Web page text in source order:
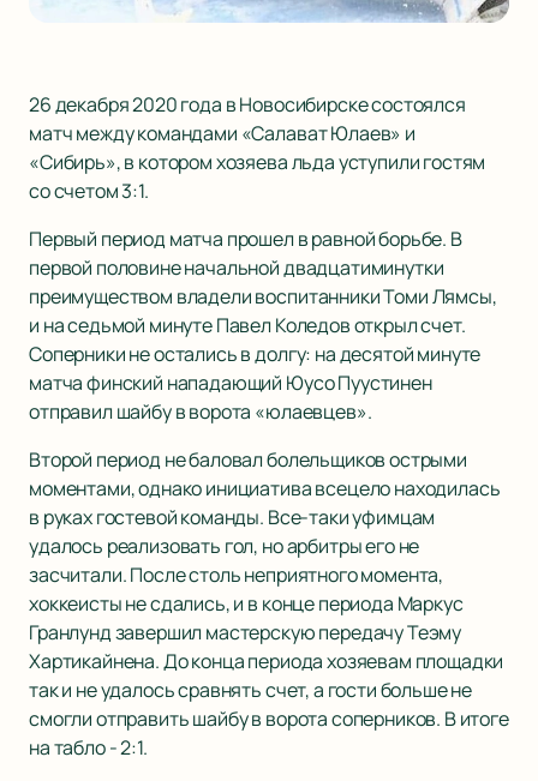
26 декабря 2020 года в Новосибирске состоялся
матч между командами «Салават Юлаев» и
«Сибирь», в котором хозяева льда уступили гостям
со счетом 3:1.
Первый период матча прошел в равной борьбе. В
первой половине начальной двадцатиминутки
преимуществом владели воспитанники Томи Лямсы,
и на седьмой минуте Павел Коледов открыл счет.
Соперники не остались в долгу: на десятой минуте
матча финский нападающий Юусо Пуустинен
отправил шайбу в ворота «юлаевцев».
Второй период не баловал болельщиков острыми
моментами, однако инициатива всецело находилась
в руках гостевой команды. Все-таки уфимцам
удалось реализовать гол, но арбитры его не
засчитали. После столь неприятного момента,
хоккеисты не сдались, и в конце периода Маркус
Гранлунд завершил мастерскую передачу Теэму
Хартикайнена. До конца периода хозяевам площадки
так и не удалось сравнять счет, а гости больше не
смогли отправить шайбу в ворота соперников. В итоге
на табло - 2:1.